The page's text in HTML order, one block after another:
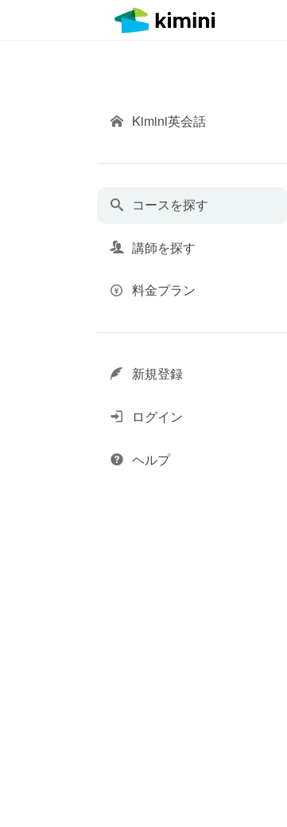
Kimini英会話
コースを探す
講師を探す
料金プラン
新規登録
ログイン
ヘルプ